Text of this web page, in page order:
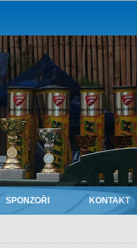
SPONZOŘI KONTAKT